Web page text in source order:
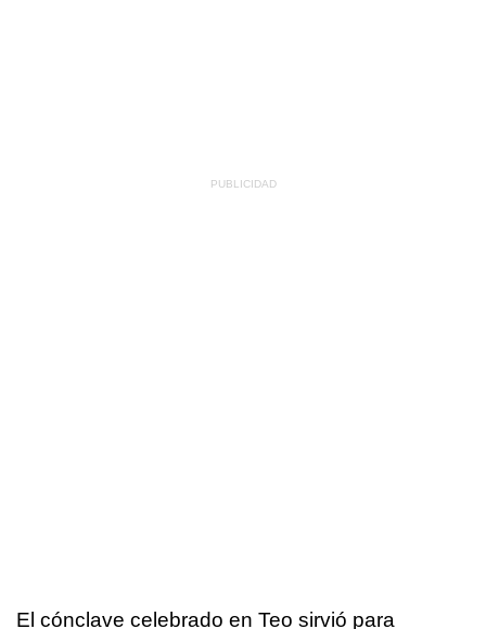
El cónclave celebrado en Teo sirvió para